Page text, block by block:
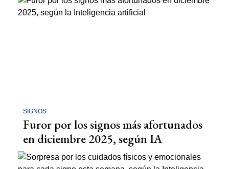
SIGNOS
Furor por los signos más afortunados
en diciembre 2025, según IA